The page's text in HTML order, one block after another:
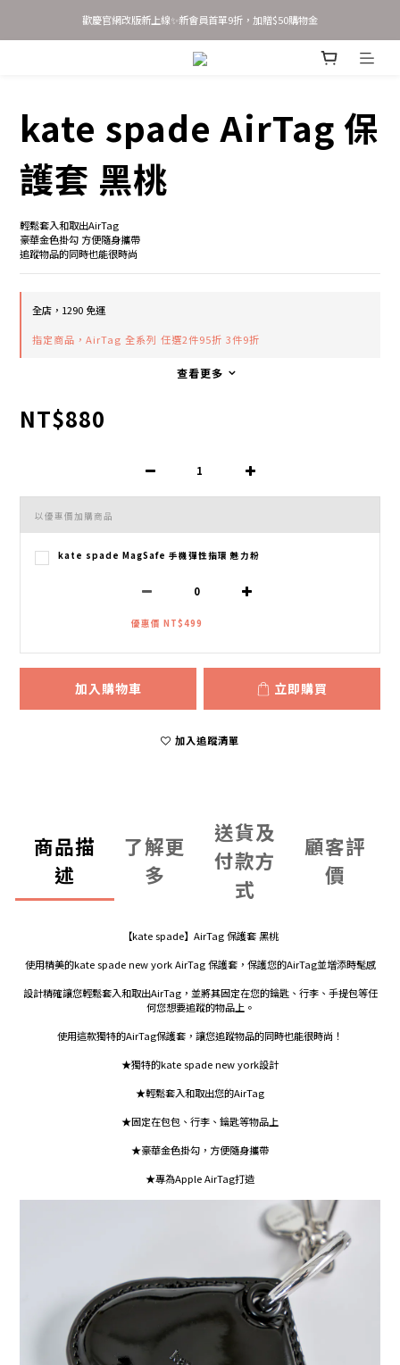
歡慶官網改版新上線✨新會員首單9折，加贈$50購物金
歡慶官網改版新上線✨新會員首單9折，加贈$50購物金
新會員 立即輸入優惠碼 JOINSASABELLA 享首單9折優惠！
歡慶官網改版新上線✨新會員首單9折，加贈$50購物金
kate spade AirTag 保
護套 黑桃
輕鬆套入和取出AirTag
豪華金色掛勾 方便隨身攜帶
追蹤物品的同時也能很時尚
全店，1290 免運
指定商品，AirTag 全系列 任選2件95折 3件9折
查看更多
NT$880
以優惠價加購商品
kate spade MagSafe 手機彈性指環 魅力粉
優惠價 NT$499
加入購物車 立即購買
加入追蹤清單
商品描
述
了解更
多
送貨及
付款方
式
顧客評
價
【kate spade】AirTag 保護套 黑桃
使用精美的kate spade new york AirTag 保護套，保護您的AirTag並增添時髦感
設計精確讓您輕鬆套入和取出AirTag，並將其固定在您的鑰匙、行李、手提包等任
何您想要追蹤的物品上。
使用這款獨特的AirTag保護套，讓您追蹤物品的同時也能很時尚！
★獨特的kate spade new york設計
★輕鬆套入和取出您的AirTag
★固定在包包、行李、鑰匙等物品上
★豪華金色掛勾，方便隨身攜帶
★專為Apple AirTag打造